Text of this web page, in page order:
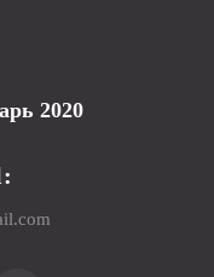
2020